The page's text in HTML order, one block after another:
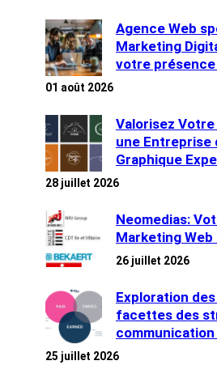
Agence Web
Marketing
votre présence
01 août 2026
Valorisez Votre
une Entreprise
Graphique
28 juillet 2026
Neomedias:
Marketing
26 juillet 2026
Exploration
facettes des
25 juillet 2026